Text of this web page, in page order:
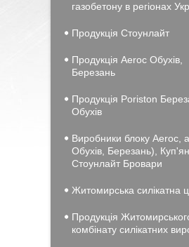
газобетону в регіонах
Продукція Стоунлайт
Продукція Aeroc Обухів,
Березань
Продукція Poriston
Обухів
Виробники блоку Aeroc,
Обухів, Березань),
Стоунлайт Бровари
Житомирська силікатна
Продукція
комбінату силікатних